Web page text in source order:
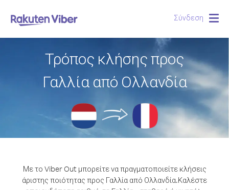
Σύνδεση
Τρόπος κλήσης προς
Γαλλία από Ολλανδία
Με το Viber Out μπορείτε να πραγματοποιείτε κλήσεις
άριστης ποιότητας προς Γαλλία από Ολλανδία.Καλέστε